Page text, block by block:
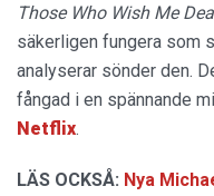
Those Who Wish Me
säkerligen fungera som
analyserar sönder den.
fångad i en spännande
Netflix.
LÄS OCKSÅ: Nya